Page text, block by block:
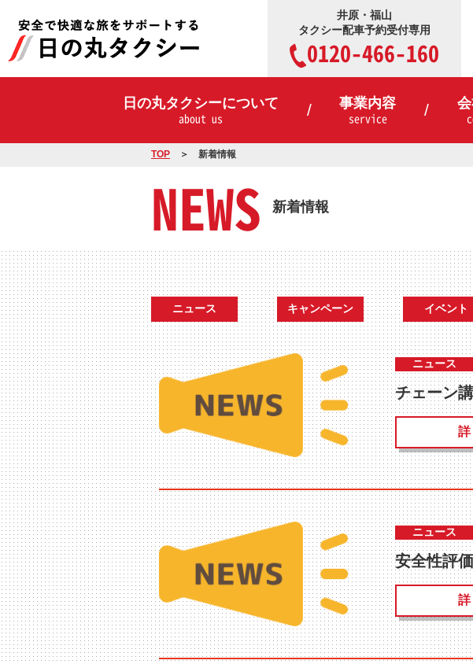
井原・福山
タクシー配車予約受付専用
0120-466-160
日の丸タクシーについて
about us
事業内容
service
TOP 新着情報
NEWS 新着情報
ニュース キャンペーン イベント
ニュース
チェーン
詳
ニュース
安全性評
詳